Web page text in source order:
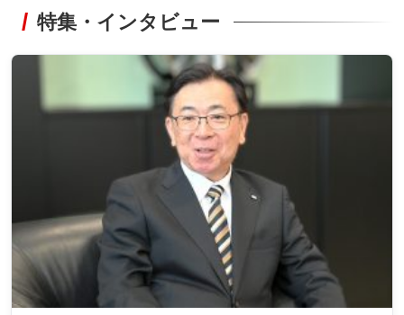
特集・インタビュー